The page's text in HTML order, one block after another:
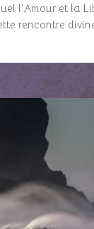
l'Amour et la
rencontre